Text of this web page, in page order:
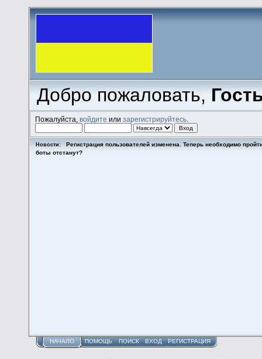
Добро пожаловать,
Пожалуйста,войдите илизарегистрируйтесь
Новости:
Регистрация пользователей изменена. Теперь необходимо
боты отстанут?
НАЧАЛО ПОМОЩЬ ПОИСК ВХОД РЕГИСТРАЦИЯ